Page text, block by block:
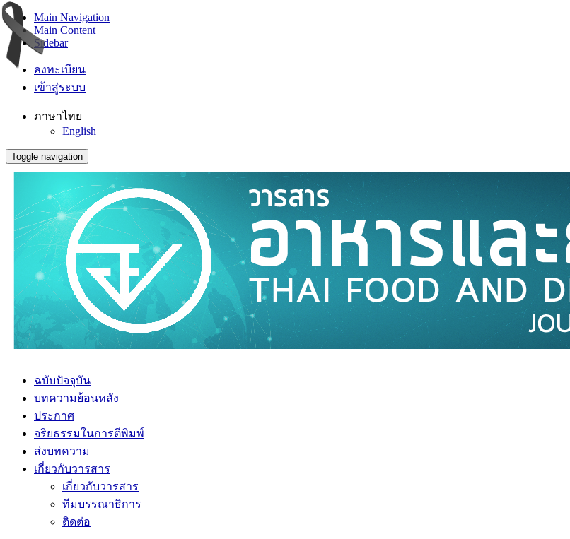
Main Navigation
Main Content
Sidebar
ลงทะเบียน
เข้าสู่ระบบ
ภาษาไทย
English
Toggle navigation
ฉบับปัจจุบัน
บทความย้อนหลัง
ประกาศ
จริยธรรมในการตีพิมพ์
ส่งบทความ
เกี่ยวกับวารสาร
เกี่ยวกับวารสาร
ทีมบรรณาธิการ
ติดต่อ